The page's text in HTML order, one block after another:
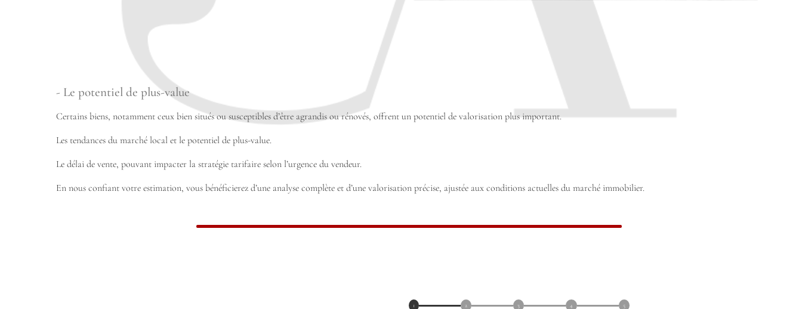
- Le potentiel de plus-value
Certains biens, notamment ceux bien situés ou susceptibles d’être agrandis ou rénovés, offrent un potentiel de valorisation plus important.
Les tendances du marché local et le potentiel de plus-value.
Le délai de vente, pouvant impacter la stratégie tarifaire selon l’urgence du vendeur.
En nous confiant votre estimation, vous bénéficierez d’une analyse complète et d’une valorisation précise, ajustée aux conditions actuelles du marché immobilier.